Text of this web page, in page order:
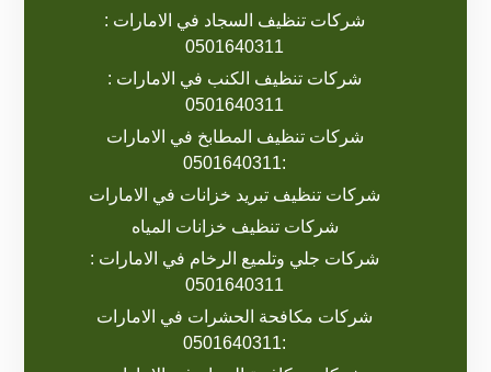
شركات تنظيف السجاد في الامارات :
0501640311
شركات تنظيف الكنب في الامارات :
0501640311
شركات تنظيف المطابخ في الامارات
:0501640311
شركات تنظيف تبريد خزانات في الامارات
شركات تنظيف خزانات المياه
شركات جلي وتلميع الرخام في الامارات :
0501640311
شركات مكافحة الحشرات في الامارات
:0501640311